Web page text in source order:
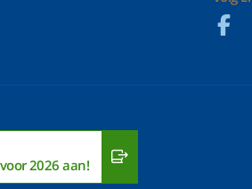
2026 aan!